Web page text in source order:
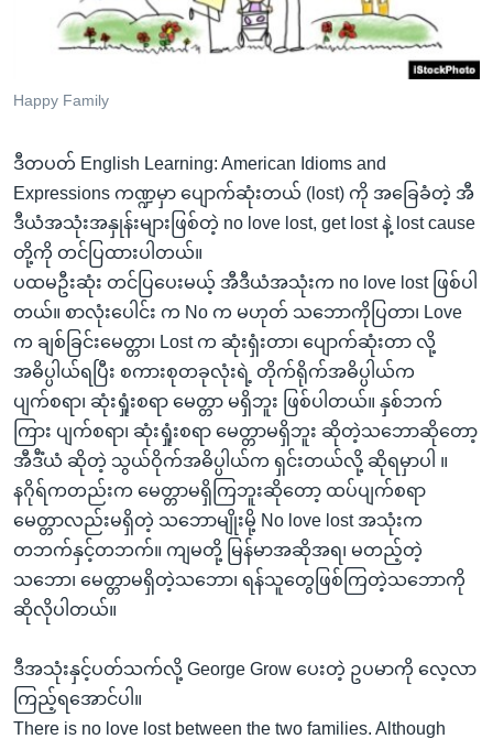
စာမျက်နှာ
ကြည့်
ရှာဖွေ
ရန်
နေရာ
သို့
ကျော်
ရန်
ဗွီအိုအေ လူမှုကွန်ယက်များ
ဘာသာစကားများ
Happy Family
ဒီတပတ် English Learning: American Idioms and
Expressions ကဏ္ဍမှာ ပျောက်ဆုံးတယ် (lost) ကို အခြေခံတဲ့ အီ
ဒီယံအသုံးအနှုန်းများဖြစ်တဲ့ no love lost, get lost နဲ့ lost cause
တို့ကို တင်ပြထားပါတယ်။
ပထမဦးဆုံး တင်ပြပေးမယ့် အီဒီယံအသုံးက no love lost ဖြစ်ပါ
တယ်။ စာလုံးပေါင်း က No က မဟုတ် သဘောကိုပြတာ၊ Love
က ချစ်ခြင်းမေတ္တာ၊ Lost က ဆုံးရှံးတာ၊ ပျောက်ဆုံးတာ လို့
အဓိပ္ပါယ်ရပြီး စကားစုတခုလုံးရဲ့ တိုက်ရိုက်အဓိပ္ပါယ်က
ပျက်စရာ၊ ဆုံးရှုံးစရာ မေတ္တာ မရှိဘူး ဖြစ်ပါတယ်။ နှစ်ဘက်
ကြား ပျက်စရာ၊ ဆုံးရှုံးစရာ မေတ္တာမရှိဘူး ဆိုတဲ့သဘောဆိုတော့
အီဒီံယံ ဆိုတဲ့ သွယ်ဝိုက်အဓိပ္ပါယ်က ရှင်းတယ်လို့ ဆိုရမှာပါ ။
နဂိုရ်ကတည်းက မေတ္တာမရှိကြဘူးဆိုတော့ ထပ်ပျက်စရာ
မေတ္တာလည်းမရှိတဲ့ သဘောမျိုးမို့ No love lost အသုံးက
တဘက်နှင့်တဘက်။ ကျမတို့ မြန်မာအဆိုအရ၊ မတည့်တဲ့
သဘော၊ မေတ္တာမရှိတဲ့သဘော၊ ရန်သူတွေဖြစ်ကြတဲ့သဘောကို
ဆိုလိုပါတယ်။
ဒီအသုံးနှင့်ပတ်သက်လို့ George Grow ပေးတဲ့ ဥပမာကို လေ့လာ
ကြည့်ရအောင်ပါ။
There is no love lost between the two families. Although